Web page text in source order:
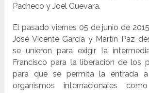
Pacheco y Joel Guevara.
El pasado viernes 05 de junio de
José Vicente García y Martín Paz
se unieron para exigir la
Francisco para la liberación de los
para que se permita la entrada a
organismos internacionales